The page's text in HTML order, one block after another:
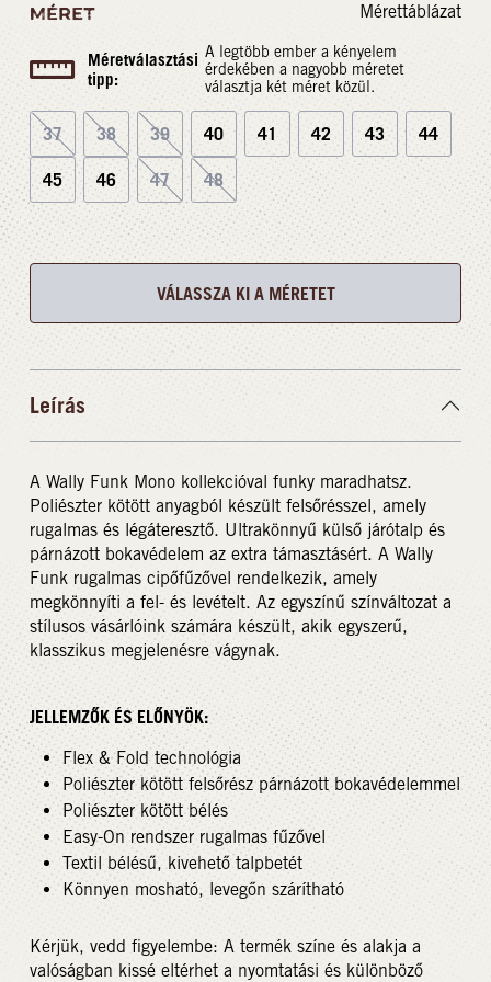
MÉRET Mérettáblázat
Méretválasztási
tipp:
A legtöbb ember a kényelem
érdekében a nagyobb méretet
választja két méret közül.
37 38 39 40 41 42 43 44
45 46 47 48
VÁLASSZA KI A MÉRETET
Leírás
A Wally Funk Mono kollekcióval funky maradhatsz.
Poliészter kötött anyagból készült felsőrésszel, amely
rugalmas és légáteresztő. Ultrakönnyű külső járótalp és
párnázott bokavédelem az extra támasztásért. A Wally
Funk rugalmas cipőfűzővel rendelkezik, amely
megkönnyíti a fel- és levételt. Az egyszínű színváltozat a
stílusos vásárlóink számára készült, akik egyszerű,
klasszikus megjelenésre vágynak.
JELLEMZŐK ÉS ELŐNYÖK:
Flex & Fold technológia
Poliészter kötött felsőrész párnázott bokavédelemmel
Poliészter kötött bélés
Easy-On rendszer rugalmas fűzővel
Textil bélésű, kivehető talpbetét
Könnyen mosható, levegőn szárítható
Kérjük, vedd figyelembe: A termék színe és alakja a
valóságban kissé eltérhet a nyomtatási és különböző